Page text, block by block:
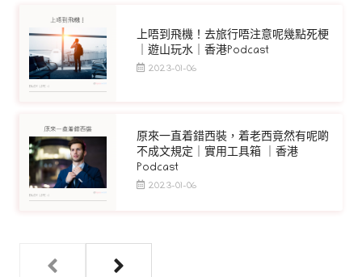
上唔到飛機！去旅行唔注意呢幾點死梗
｜遊山玩水｜香港Podcast
2023-01-06
原來一直着錯西裝，着老西竟然有呢啲
不成文規定｜實用工具箱 ｜香港
Podcast
2023-01-06